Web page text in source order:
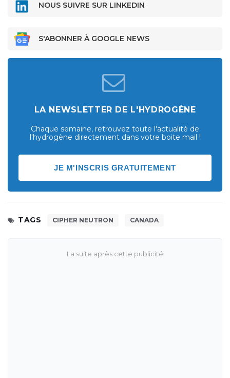
NOUS SUIVRE SUR LINKEDIN
S'ABONNER À GOOGLE NEWS
LA NEWSLETTER DE L'HYDROGÈNE
Chaque semaine, retrouvez toute l'actualité de
l'hydrogène directement dans votre boite mail !
JE M'INSCRIS GRATUITEMENT
TAGS CIPHER NEUTRON CANADA